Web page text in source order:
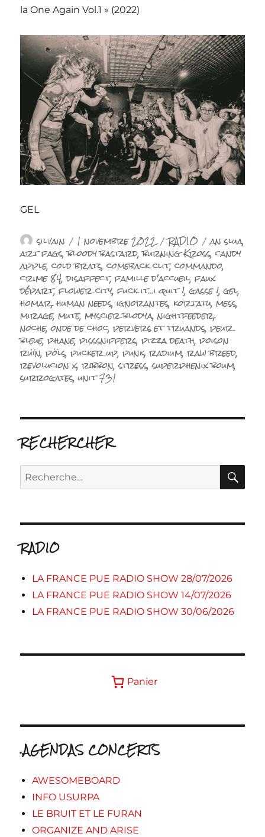
la One Again Vol.1 » (2022)
GEL
Auteur
silvain Publié
le
1 novembre 2022 Catégories
RADIO Étiquettes
an slua,
art fags,bloody bastard,burning Kross,candy
apple,cold brats,comeback clit,commando,
crime 84,disaffect,famille d'accueil,faux
départ,flower city,fuck it...i quit !,gasse !,gel,
homar,human needs,ignorantes, kortatu,mess,
mirage,mute,myscier blodya,nightfeeder,
noche,onde de choc,pervers et truands,peur
bleue,phane,pisssniffers,pizza death,poison
ruïn,pöls,pucker up,punk,radium,raw breed,
revolucion x,ribbon,stress,superphenix boum,
surrogates,unit 731
RECHERCHER
Recherche
pour :
RADIO
LA FRANCE PUE RADIO SHOW 28/07/2026
LA FRANCE PUE RADIO SHOW 14/07/2026
LA FRANCE PUE RADIO SHOW 30/06/2026
Panier
.AGENDAS CONCERTS
AWESOMEBOARD
INFO USURPA
LE BRUIT ET LE FURAN
ORGANIZE AND ARISE